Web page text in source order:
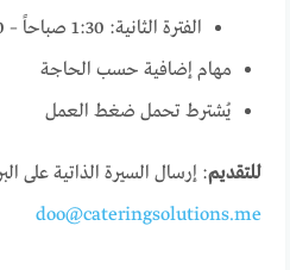
الفترة الثانية: 1:30 صباحاً – 3:30 صباحاً (توصيل موظفين)
مهام إضافية حسب الحاجة
يُشترط تحمل ضغط العمل
للتقديم: إرسال السيرة الذاتية على
doo@cateringsolutions.me